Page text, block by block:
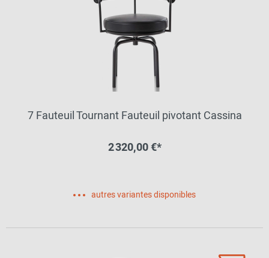
7 Fauteuil Tournant Fauteuil pivotant Cassina
2 320,00 €*
autres variantes disponibles